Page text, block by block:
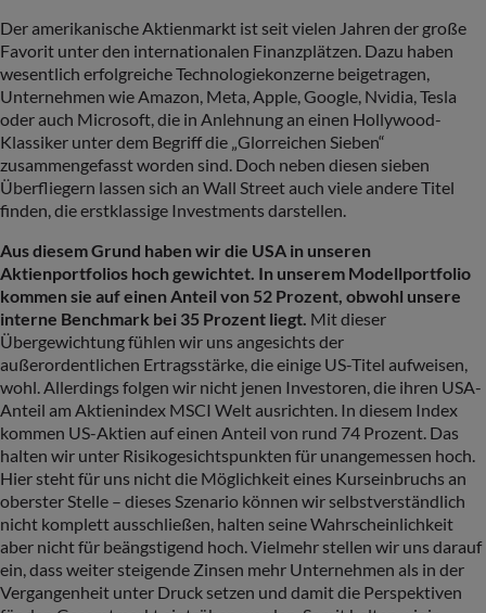
Der amerikanische Aktienmarkt ist seit vielen Jahren der große
Favorit unter den internationalen Finanzplätzen. Dazu haben
wesentlich erfolgreiche Technologiekonzerne beigetragen,
Unternehmen wie Amazon, Meta, Apple, Google, Nvidia, Tesla
oder auch Microsoft, die in Anlehnung an einen Hollywood-
Klassiker unter dem Begriff die „Glorreichen Sieben“
zusammengefasst worden sind. Doch neben diesen sieben
Überfliegern lassen sich an Wall Street auch viele andere Titel
finden, die erstklassige Investments darstellen.
Aus diesem Grund haben wir die USA in unseren
Aktienportfolios hoch gewichtet. In unserem Modellportfolio
kommen sie auf einen Anteil von 52 Prozent, obwohl unsere
interne Benchmark bei 35 Prozent liegt. Mit dieser
Übergewichtung fühlen wir uns angesichts der
außerordentlichen Ertragsstärke, die einige US-Titel aufweisen,
wohl. Allerdings folgen wir nicht jenen Investoren, die ihren USA-
Anteil am Aktienindex MSCI Welt ausrichten. In diesem Index
kommen US-Aktien auf einen Anteil von rund 74 Prozent. Das
halten wir unter Risikogesichtspunkten für unangemessen hoch.
Hier steht für uns nicht die Möglichkeit eines Kurseinbruchs an
oberster Stelle – dieses Szenario können wir selbstverständlich
nicht komplett ausschließen, halten seine Wahrscheinlichkeit
aber nicht für beängstigend hoch. Vielmehr stellen wir uns darauf
ein, dass weiter steigende Zinsen mehr Unternehmen als in der
Vergangenheit unter Druck setzen und damit die Perspektiven